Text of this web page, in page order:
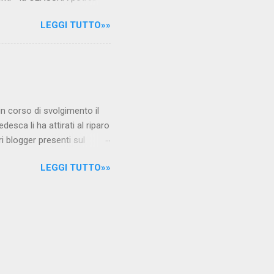
al governo non c'è più
faccia su quelle misure
per le banche allo
mentre fa la spesa come
LEGGI TUTTO»»
corso di svolgimento il
li ha attirati al riparo
blogger presenti sul
durante l'ultimo
Per garantire la
LEGGI TUTTO»»